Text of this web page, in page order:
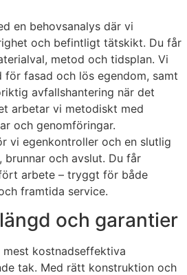
en behovsanalys där vi
och befintligt tätskikt. Du får
metod och tidsplan. Vi
fasad och lös egendom, samt
avfallshantering när det
arbetar vi metodiskt med
och genomföringar.
vi egenkontroller och en slutlig
och avslut. Du får
arbete – tryggt för både
framtida service.
och garantier
kostnadseffektiva
tak. Med rätt konstruktion och